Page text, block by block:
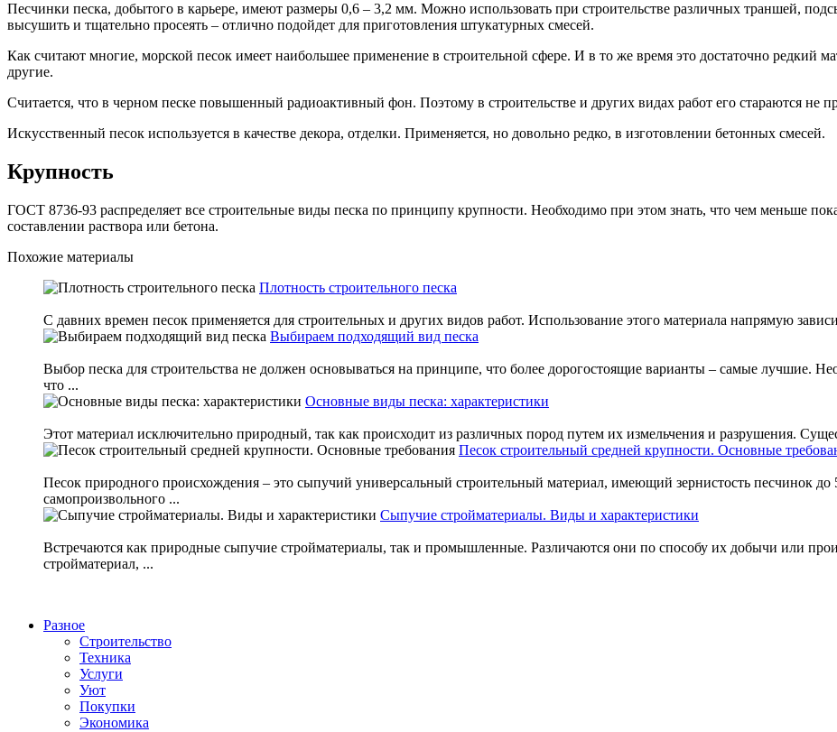
Песчинки песка, добытого в карьере, имеют размеры 0,6 – 3,2 мм. Можно использовать при строительстве различных траншей,
высушить и тщательно просеять – отлично подойдет для приготовления штукатурных смесей.
Как считают многие, морской песок имеет наибольшее применение в строительной сфере. И в то же время это достаточно редкий
другие.
Считается, что в черном песке повышенный радиоактивный фон. Поэтому в строительстве и других видах работ его стараются не
Искусственный песок используется в качестве декора, отделки. Применяется, но довольно редко, в изготовлении бетонных смесей.
Крупность
ГОСТ 8736-93 распределяет все строительные виды песка по принципу крупности. Необходимо при этом знать, что чем меньше
составлении раствора или бетона.
Похожие материалы
Плотность строительного песка
С давних времен песок применяется для строительных и других видов работ. Использование этого материала напрямую
Выбираем подходящий вид песка
Выбор песка для строительства не должен основываться на принципе, что более дорогостоящие варианты – самые лучшие.
что ...
Основные виды песка: характеристики
Этот материал исключительно природный, так как происходит из различных пород путем их измельчения и разрушения.
Песок строительный средней крупности. Основные
Песок природного происхождения – это сыпучий универсальный строительный материал, имеющий зернистость песчинок до
самопроизвольного ...
Сыпучие стройматериалы. Виды и характеристики
Встречаются как природные сыпучие стройматериалы, так и промышленные. Различаются они по способу их добычи или
стройматериал, ...
Разное
Строительство
Техника
Услуги
Уют
Покупки
Экономика